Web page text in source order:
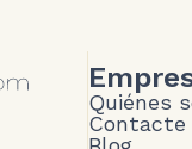
Quiénes
Contacte